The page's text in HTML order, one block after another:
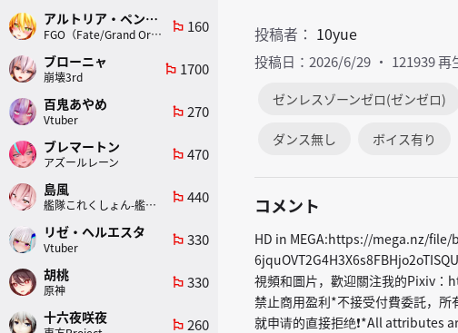
投稿者： 10yue
投稿日：2026/6/29 121939 再
ゼンレスゾーンゼロ(ゼンゼロ)
ダンス無し ボイス有り
コメント
HD in MEGA:https://mega.nz/file/
視頻和圖片，歡迎關注我的Pixiv
禁止商用盈利*不接受付費委託，
就申请的直接拒绝❗*All
アルトリア・ペンドラゴン(ランサー)
FGO（Fate/Grand Order）
emoji_flags 160
ブローニャ
崩壊3rd
emoji_flags 1700
百鬼あやめ
Vtuber
emoji_flags 270
ブレマートン
アズールレーン
emoji_flags 470
島風
艦隊これくしょん-艦これ-
emoji_flags 440
リゼ・ヘルエスタ
Vtuber
emoji_flags 330
胡桃
原神
emoji_flags 330
十六夜咲夜 emoji_flags 260